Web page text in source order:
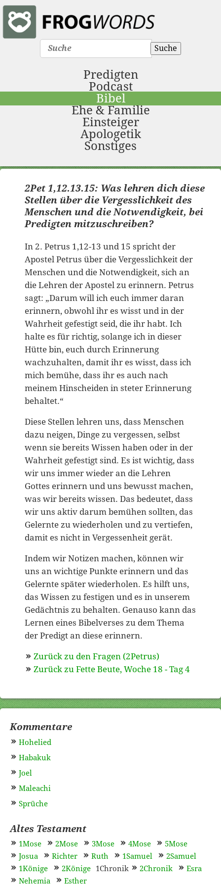
Suche
Predigten
Podcast
Bibel
Ehe & Familie
Einsteiger
Apologetik
Sonstiges
2Pet 1,12.13.15: Was lehren dich diese
Stellen über die Vergesslichkeit des
Menschen und die Notwendigkeit, bei
Predigten mitzuschreiben?
In 2. Petrus 1,12-13 und 15 spricht der
Apostel Petrus über die Vergesslichkeit der
Menschen und die Notwendigkeit, sich an
die Lehren der Apostel zu erinnern. Petrus
sagt: „Darum will ich euch immer daran
erinnern, obwohl ihr es wisst und in der
Wahrheit gefestigt seid, die ihr habt. Ich
halte es für richtig, solange ich in dieser
Hütte bin, euch durch Erinnerung
wachzuhalten, damit ihr es wisst, dass ich
mich bemühe, dass ihr es auch nach
meinem Hinscheiden in steter Erinnerung
behaltet.“
Diese Stellen lehren uns, dass Menschen
dazu neigen, Dinge zu vergessen, selbst
wenn sie bereits Wissen haben oder in der
Wahrheit gefestigt sind. Es ist wichtig, dass
wir uns immer wieder an die Lehren
Gottes erinnern und uns bewusst machen,
was wir bereits wissen. Das bedeutet, dass
wir uns aktiv darum bemühen sollten, das
Gelernte zu wiederholen und zu vertiefen,
damit es nicht in Vergessenheit gerät.
Indem wir Notizen machen, können wir
uns an wichtige Punkte erinnern und das
Gelernte später wiederholen. Es hilft uns,
das Wissen zu festigen und es in unserem
Gedächtnis zu behalten. Genauso kann das
Lernen eines Bibelverses zu dem Thema
der Predigt an diese erinnern.
Zurück zu den Fragen (2Petrus)
Zurück zu Fette Beute, Woche 18 - Tag 4
Kommentare
Hohelied
Habakuk
Joel
Maleachi
Sprüche
Altes Testament
1Mose 2Mose 3Mose 4Mose
5Mose
Josua
Richter Ruth 1Samuel
2Samuel
1Könige
2Könige 1Chronik 2Chronik
Esra
Nehemia
Esther